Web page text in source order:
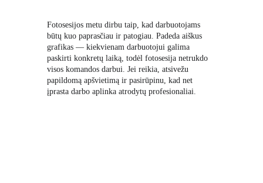
Fotosesijos metu dirbu taip, kad darbuotojams
būtų kuo paprasčiau ir patogiau. Padeda aiškus
grafikas — kiekvienam darbuotojui galima
paskirti konkretų laiką, todėl fotosesija netrukdo
visos komandos darbui. Jei reikia, atsivežu
papildomą apšvietimą ir pasirūpinu, kad net
įprasta darbo aplinka atrodytų profesionaliai.